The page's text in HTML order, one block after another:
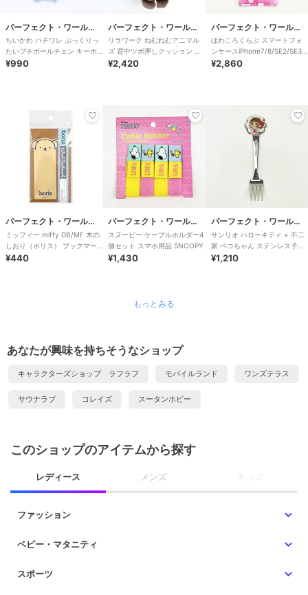
パーフェクト・ワールド・トーキョー
ちいかわ ハチワレ ぷっくりっ
たいプチボールチェン キーホ
ルダー
¥990
パーフェクト・ワールド・トーキョー
リラワーク ねむねむアニマル
ズ 背中ツボ押しクッション く
るり マッサージ ぬいぐるみ ク
¥2,420
パーフェクト・ワールド・トーキョー
ほわころくらぶ スマートフォ
ンケースiPhone7/8/SE2/SE3
フルーツ スマホ カバー
¥2,860
パーフェクト・ワールド・トーキョー
ミッフィー miffy DB/MF 木の
しおり（ボリス） ブックマー
ク
¥440
パーフェクト・ワールド・トーキョー
スヌーピー ケーブルホルダー4
個セット スマホ用品 SNOOPY
¥1,430
パーフェクト・ワールド・トーキョー
サンリオ ハローキティ × 不二
家 ペコちゃん ステンレス子供
フォーク(ダイカット) カトラリ
¥1,210
もっとみる
あなたが興味を持ちそうなショップ
キャラクターズショップ ラフラフ モバイルランド ワンズテラス
サウナラブ コレイズ スータンホビー
このショップのアイテムから探す
レディース メンズ キッズ
ファッション
ベビー・マタニティ
スポーツ